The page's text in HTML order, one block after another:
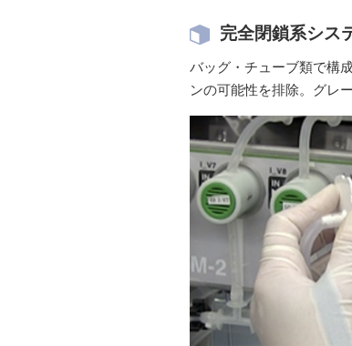
完全閉鎖系シス
バッグ・チューブ類で構
ンの可能性を排除。グレ